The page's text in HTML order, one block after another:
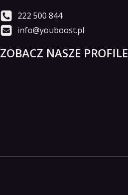
222 500 844
info@youboost.pl
ZOBACZ NASZE PROFILE